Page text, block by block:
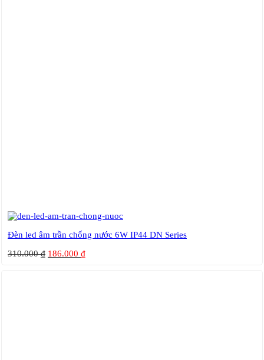
Đèn led âm trần chống nước 6W IP44 DN Series
310.000₫ 186.000 ₫